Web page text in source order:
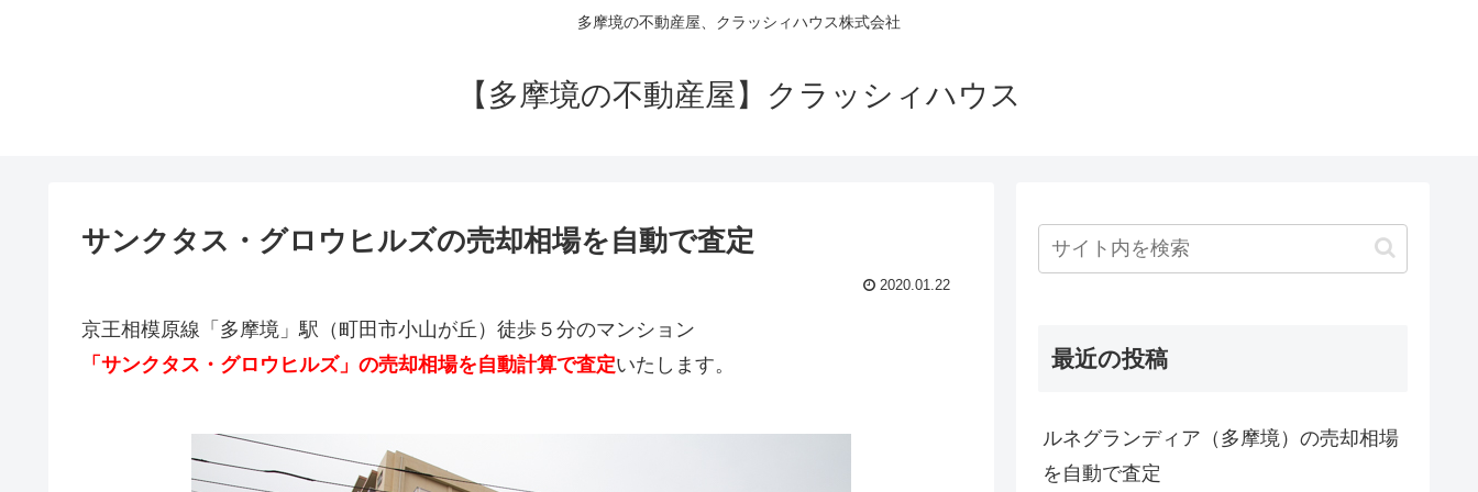
多摩境の不動産屋、クラッシィハウス株式会社
【多摩境の不動産屋】クラッシィハウス
サンクタス・グロウヒルズの売却相場を自動で査定
2020.01.22
京王相模原線「多摩境」駅（町田市小山が丘）徒歩５分のマンション
「サンクタス・グロウヒルズ」の売却相場を自動計算で査定いたします。 最近の投稿
ルネグランディア（多摩境）の売却相場
を自動で査定